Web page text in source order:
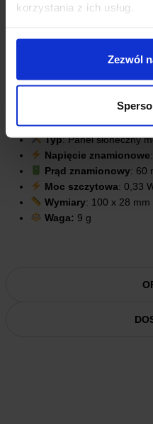
korzystania z ich usług.
Zezwól
SPECYFIKACJA
Typ: Panel słoneczny
Napięcie znamionowe
Prąd znamionowy: 60
Moc szczytowa: 0,33
Wymiary: 100 x 28 mm
Waga: 9 g